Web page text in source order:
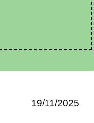
19/11/2025